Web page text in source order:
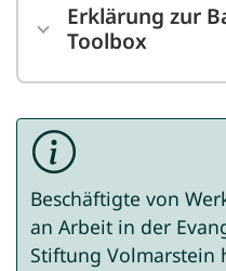
Erklärung zur
Toolbox
Beschäftigte von
an Arbeit in der
Stiftung Volmarstein